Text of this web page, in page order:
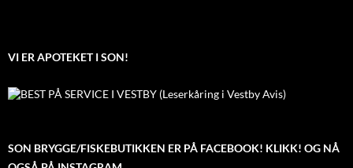
VI ER APOTEKET I SON!
SON BRYGGE/FISKEBUTIKKEN ER PÅ FACEBOOK! KLIKK! OG NÅ